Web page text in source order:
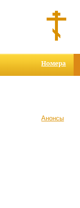
Номера
Анонсы